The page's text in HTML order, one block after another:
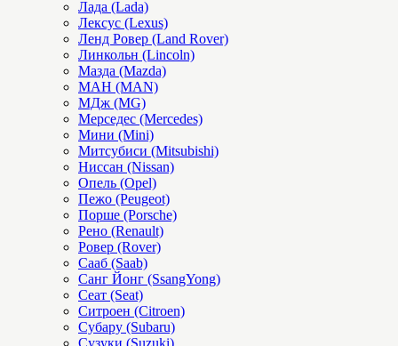
Лада (Lada)
Лексус (Lexus)
Ленд Ровер (Land Rover)
Линкольн (Lincoln)
Мазда (Mazda)
МАН (MAN)
МДж (MG)
Мерседес (Mercedes)
Мини (Mini)
Митсубиси (Mitsubishi)
Ниссан (Nissan)
Опель (Opel)
Пежо (Peugeot)
Порше (Porsche)
Рено (Renault)
Ровер (Rover)
Сааб (Saab)
Санг Йонг (SsangYong)
Сеат (Seat)
Ситроен (Citroen)
Субару (Subaru)
Сузуки (Suzuki)